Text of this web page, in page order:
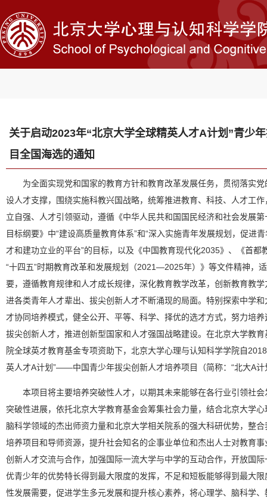
关于启动2023年“北京大学全球精英人才A计划”青少
目全国海选的通知
为全面实现党和国家的教育方针和教育改革发展任务，贯彻落实
设人才支撑，围绕实施科教兴国战略，统筹推进教育、科技、人才工
立自强、人才引领驱动，遵循《中华人民共和国国民经济和社会发展
目标纲要》中“建设高质量教育体系”和“深入实施青年发展规划，促进
才和建功立业的平台”的目标，以及《中国教育现代化2035》、《首都
“十四五”时期教育改革和发展规划（2021—2025年）》等文件精神，
要，遵循教育规律和人才成长规律，深化教育教学改革，创新教育教
进各类青年人才辈出、拔尖创新人才不断涌现的局面。特别探索中学
才协同培养模式，健全公开、平等、科学、择优的选才方式，努力培
拔尖创新人才，推进创新型国家和人才强国战略建设。在北京大学教
院全球英才教育基金专项资助下，北京大学心理与认知科学学院自
英人才A计划”——中国青少年拔尖创新人才培养项目（简称：“北大A计
本项目将主要培养突破性人才，以期其未来能够在各行业引领社
突破性进展，依托北京大学教育基金会筹集社会力量，结合北京大学
脑科学领域的杰出师资力量和北京大学相关院系的强大科研优势，整
培养项目和导师资源，提升社会知名的企事业单位和杰出人士对教育
创新人才交流与合作，加强国际一流大学与中学的互动合作，开放国
优青少年的优势特长得到最大限度的发挥，不足和短板能够得到最大
性发展需要，促进学生多元发展和提升核心素养，将心理学、脑科学